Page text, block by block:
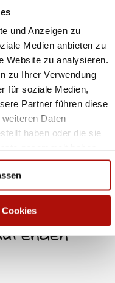
und Anzeigen zu
Medien anbieten zu
Website zu analysieren.
zu Ihrer Verwendung
für soziale Medien,
Partner führen diese
Daten
haben oder die sie